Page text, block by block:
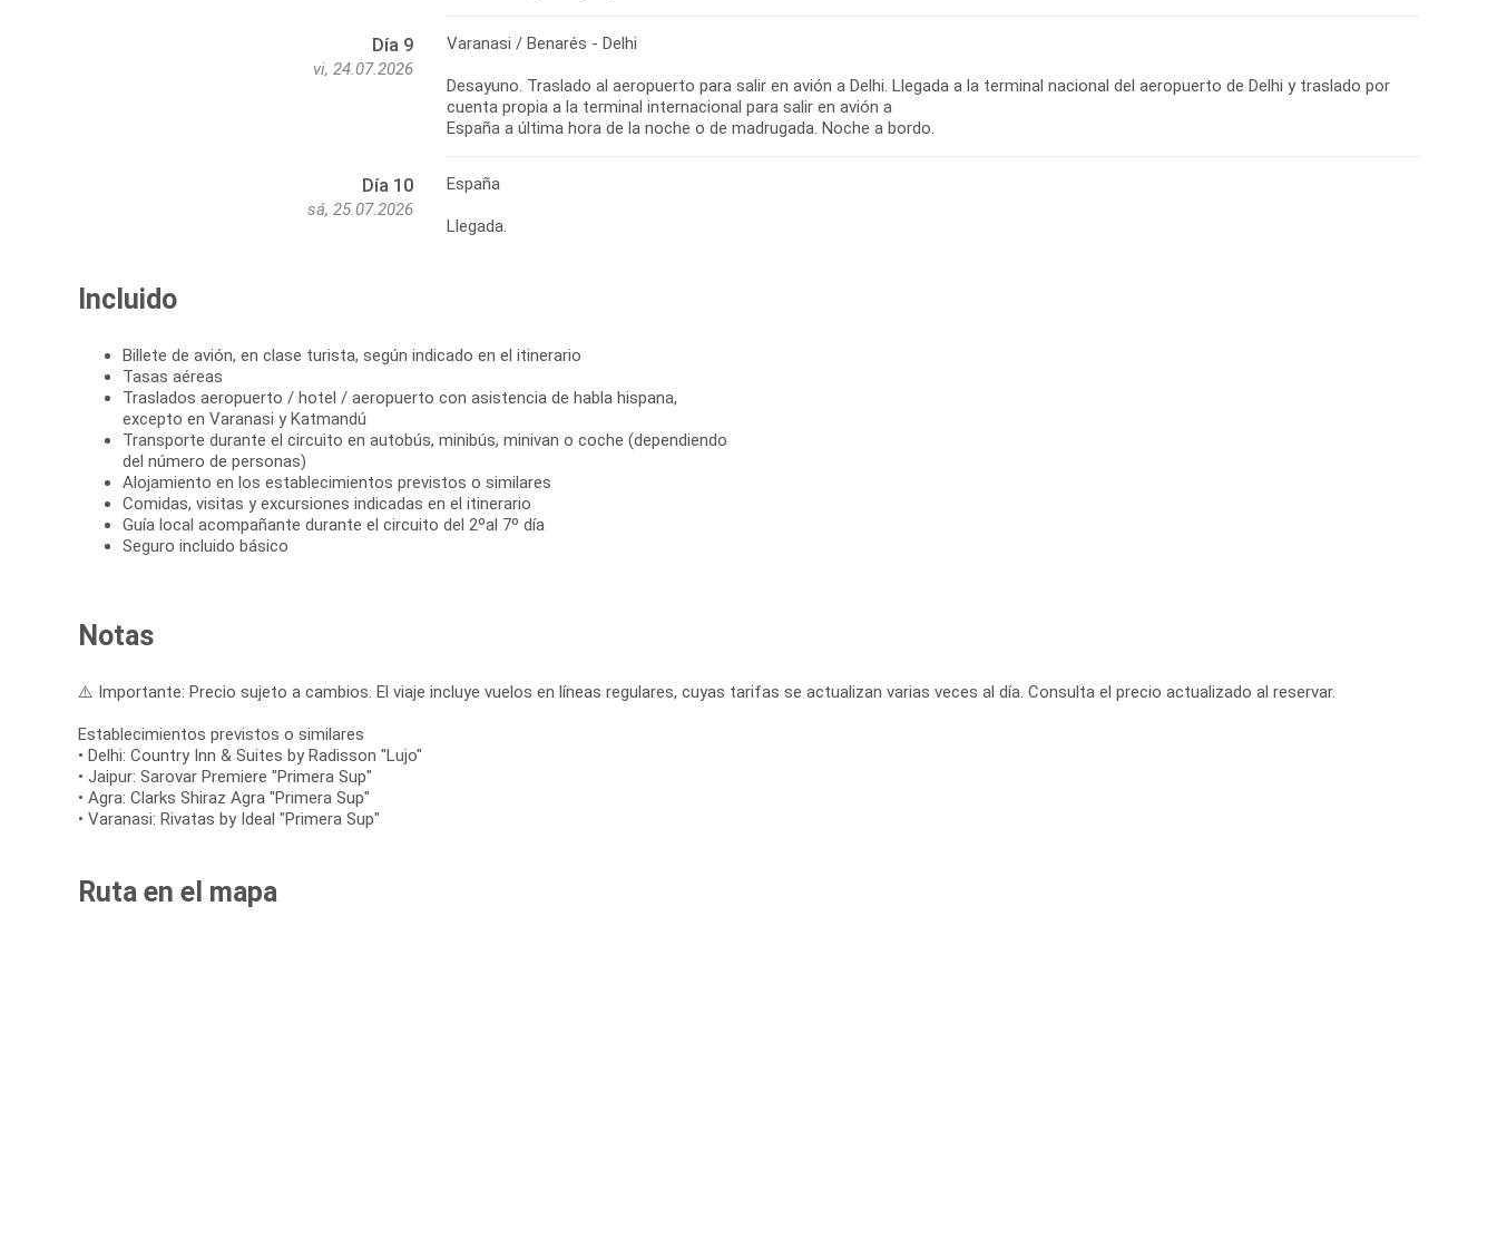
Día 9
vi, 24.07.2026
Varanasi / Benarés - Delhi
Desayuno. Traslado al aeropuerto para salir en avión a Delhi. Llegada a la terminal nacional del aeropuerto de Delhi y traslado por
cuenta propia a la terminal internacional para salir en avión a
España a última hora de la noche o de madrugada. Noche a bordo.
Día 10
sá, 25.07.2026
España
Llegada.
Incluido
Billete de avión, en clase turista, según indicado en el itinerario
Tasas aéreas
Traslados aeropuerto / hotel / aeropuerto con asistencia de habla hispana,
excepto en Varanasi y Katmandú
Transporte durante el circuito en autobús, minibús, minivan o coche (dependiendo
del número de personas)
Alojamiento en los establecimientos previstos o similares
Comidas, visitas y excursiones indicadas en el itinerario
Guía local acompañante durante el circuito del 2ºal 7º día
Seguro incluido básico
Notas
⚠️ Importante: Precio sujeto a cambios. El viaje incluye vuelos en líneas regulares, cuyas tarifas se actualizan varias veces al día. Consulta el precio actualizado al reservar.
Establecimientos previstos o similares
• Delhi: Country Inn & Suites by Radisson "Lujo"
• Jaipur: Sarovar Premiere "Primera Sup"
• Agra: Clarks Shiraz Agra "Primera Sup"
• Varanasi: Rivatas by Ideal "Primera Sup"
Ruta en el mapa